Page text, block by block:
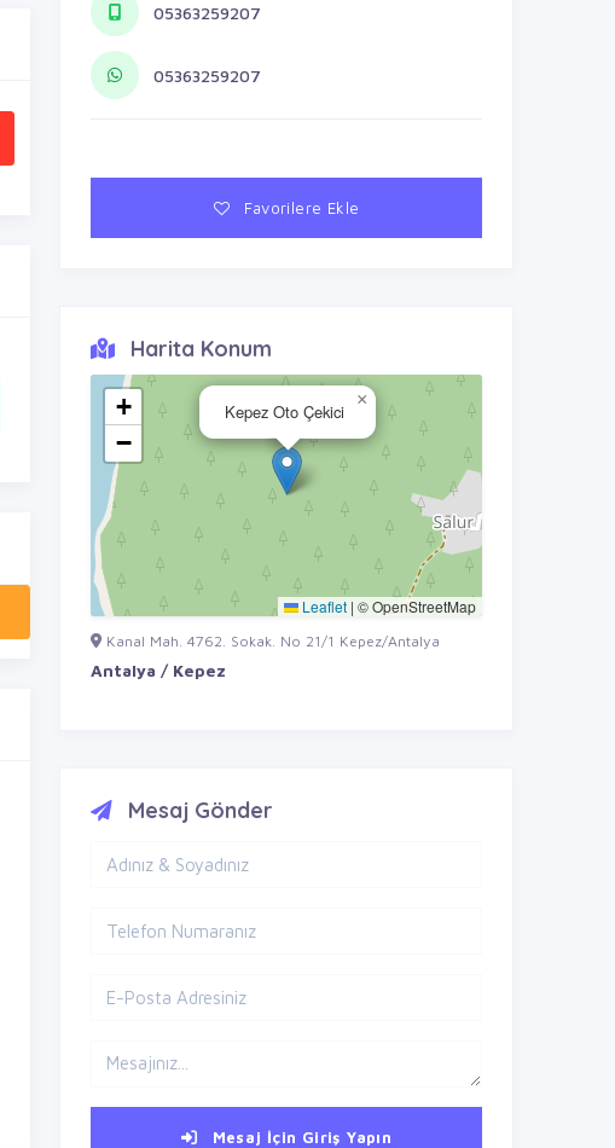
05363259207
05363259207
Favorilere Ekle
Harita Konum
Kepez Oto Çekici
×
+
−
Leaflet | © OpenStreetMap
Kanal Mah. 4762. Sokak. No 21/1 Kepez/Antalya
Antalya / Kepez
Mesaj Gönder
Mesaj İçin Giriş Yapın